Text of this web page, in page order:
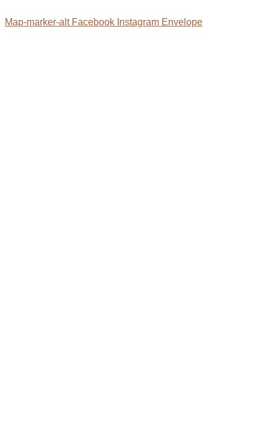
Map-marker-alt Facebook Instagram Envelope